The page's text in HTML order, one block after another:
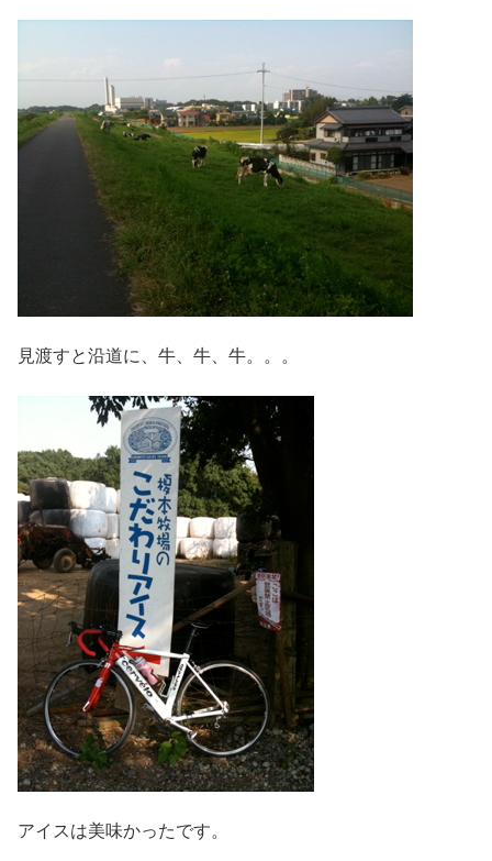
見渡すと沿道に、牛、牛、牛。。。
アイスは美味かったです。